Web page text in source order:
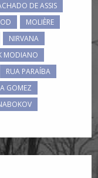
DE ASSIS
MOLIÈRE
NIRVANA
MODIANO
RUA PARAÍBA
GOMEZ